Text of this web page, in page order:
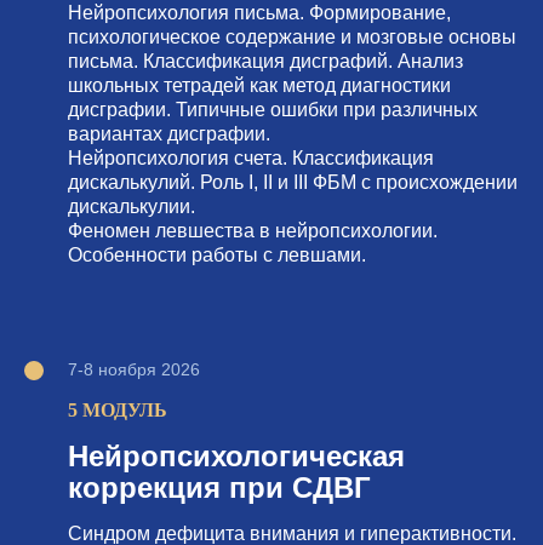
Нейропсихология письма. Формирование,
психологическое содержание и мозговые основы
письма. Классификация дисграфий. Анализ
школьных тетрадей как метод диагностики
дисграфии. Типичные ошибки при различных
вариантах дисграфии.
Нейропсихология счета. Классификация
дискалькулий. Роль I, II и III ФБМ с происхождении
дискалькулии.
Феномен левшества в нейропсихологии.
Особенности работы с левшами.
7-8 ноября 2026
5 МОДУЛЬ
Нейропсихологическая
коррекция при СДВГ
Синдром дефицита внимания и гиперактивности.